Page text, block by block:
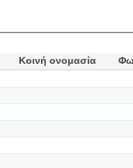
Κοινή ονομασία